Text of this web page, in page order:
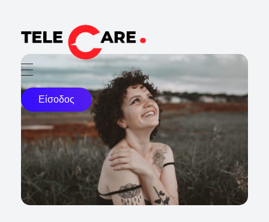
TELECARE
TELECARE | Ιατροί, νοσηλευτές & πραγματικές εξετάσεις σε λίγα λεπτά
Είσοδος